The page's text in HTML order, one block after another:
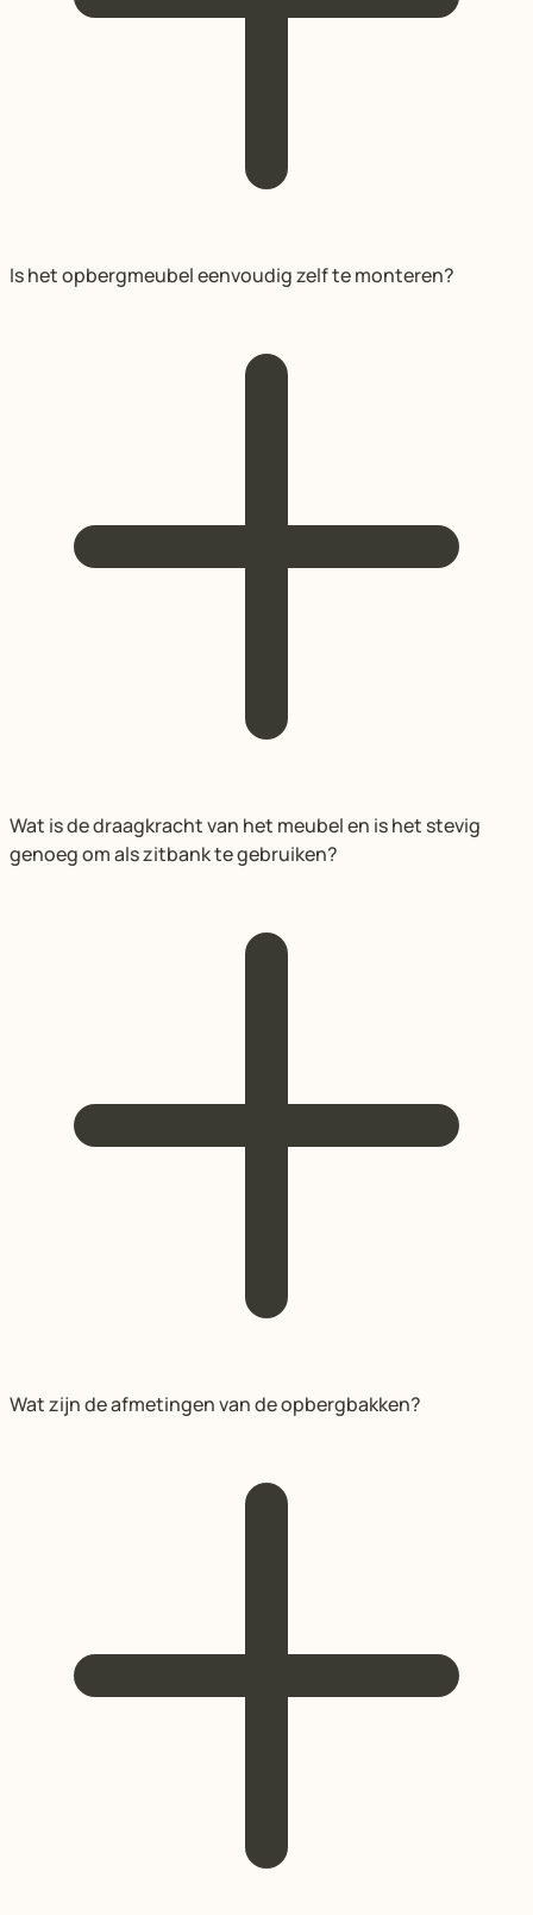
Is het opbergmeubel eenvoudig zelf te monteren?
Wat is de draagkracht van het meubel en is het stevig
genoeg om als zitbank te gebruiken?
Wat zijn de afmetingen van de opbergbakken?